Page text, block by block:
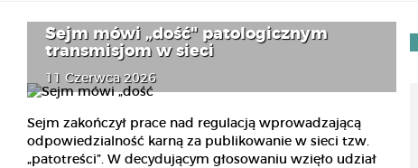
Sejm mówi „dość" patologicznym
transmisjom w sieci
11 Czerwca 2026
Sejm zakończył prace nad regulacją wprowadzającą
odpowiedzialność karną za publikowanie w sieci tzw.
„patotreści”. W decydującym głosowaniu wzięło udział